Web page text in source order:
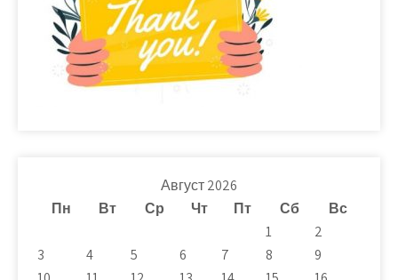
Август 2026
Пн
Вт Ср Чт Пт Сб
Вс
1
2
3
4 5 6 7 8
9